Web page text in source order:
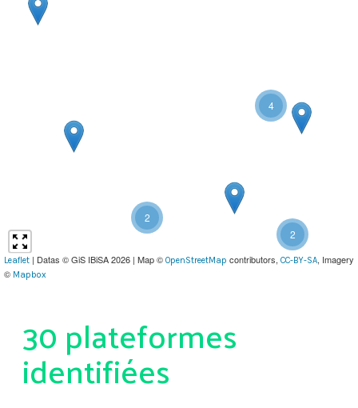
2
4
2
Leaflet | Datas © GiS IBiSA 2026 | Map © OpenStreetMap contributors, CC-BY-SA, Imagery
© Mapbox
30 plateformes
identifiées